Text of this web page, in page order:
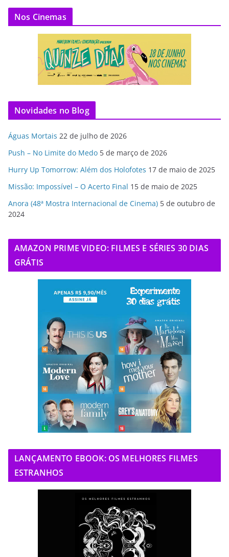
Nos Cinemas
Novidades no Blog
Águas Mortais 22 de julho de 2026
Push – No Limite do Medo 5 de março de 2026
Hurry Up Tomorrow: Além dos Holofotes 17 de maio de 2025
Missão: Impossível – O Acerto Final 15 de maio de 2025
Anora (48ª Mostra Internacional de Cinema) 5 de outubro de
2024
AMAZON PRIME VIDEO: FILMES E SÉRIES 30 DIAS
GRÁTIS
LANÇAMENTO EBOOK: OS MELHORES FILMES
ESTRANHOS